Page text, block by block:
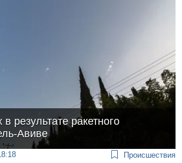
результате ракетного
Авиве
Происшествия